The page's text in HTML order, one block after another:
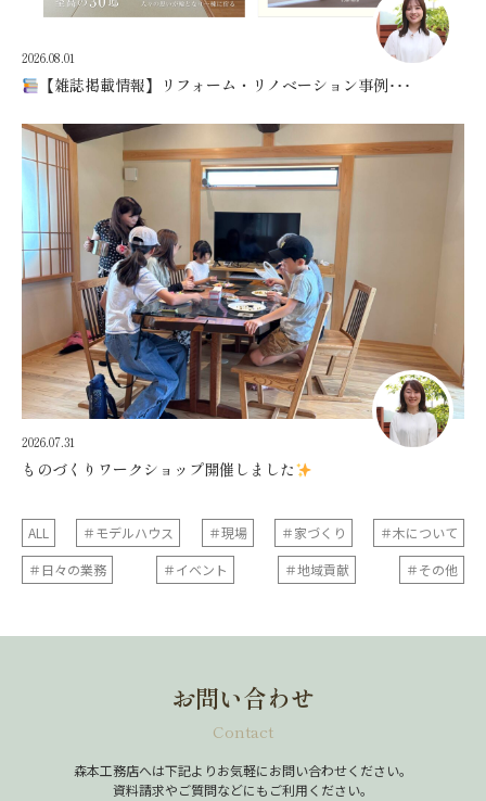
2026.08.01
【雑誌掲載情報】リフォーム・リノベーション事例･･･
2026.07.31
ものづくりワークショップ開催しました
ALL ＃モデルハウス ＃現場 ＃家づくり
＃木について
＃日々の業務
＃イベント ＃地域貢献 ＃その他
お問い合わせ
Contact
森本工務店へは下記よりお気軽にお問い合わせください。
資料請求やご質問などにもご利用ください。